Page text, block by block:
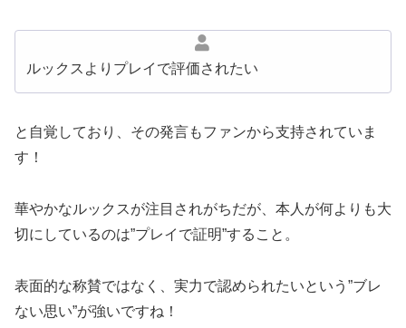
ルックスよりプレイで評価されたい
と自覚しており、その発言もファンから支持されていま
す！
華やかなルックスが注目されがちだが、本人が何よりも大
切にしているのは”プレイで証明”すること。
表面的な称賛ではなく、実力で認められたいという”ブレ
ない思い”が強いですね！